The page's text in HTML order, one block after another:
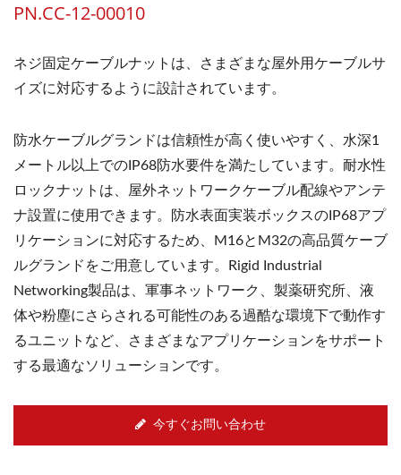
PN.CC-12-00010
ネジ固定ケーブルナットは、さまざまな屋外用ケーブルサ
イズに対応するように設計されています。
防水ケーブルグランドは信頼性が高く使いやすく、水深1
メートル以上でのIP68防水要件を満たしています。耐水性
ロックナットは、屋外ネットワークケーブル配線やアンテ
ナ設置に使用できます。防水表面実装ボックスのIP68アプ
リケーションに対応するため、M16とM32の高品質ケーブ
ルグランドをご用意しています。Rigid Industrial
Networking製品は、軍事ネットワーク、製薬研究所、液
体や粉塵にさらされる可能性のある過酷な環境下で動作す
るユニットなど、さまざまなアプリケーションをサポート
する最適なソリューションです。
今すぐお問い合わせ